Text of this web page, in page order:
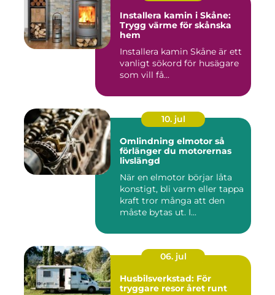
Installera kamin i Skåne:
Trygg värme för skånska
hem
Installera kamin Skåne är ett
vanligt sökord för husägare
som vill få...
10. jul
Omlindning elmotor så
förlänger du motorernas
livslängd
När en elmotor börjar låta
konstigt, bli varm eller tappa
kraft tror många att den
måste bytas ut. I...
06. jul
Husbilsverkstad: För
tryggare resor året runt